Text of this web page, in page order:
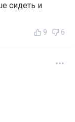
сидеть и
9 6